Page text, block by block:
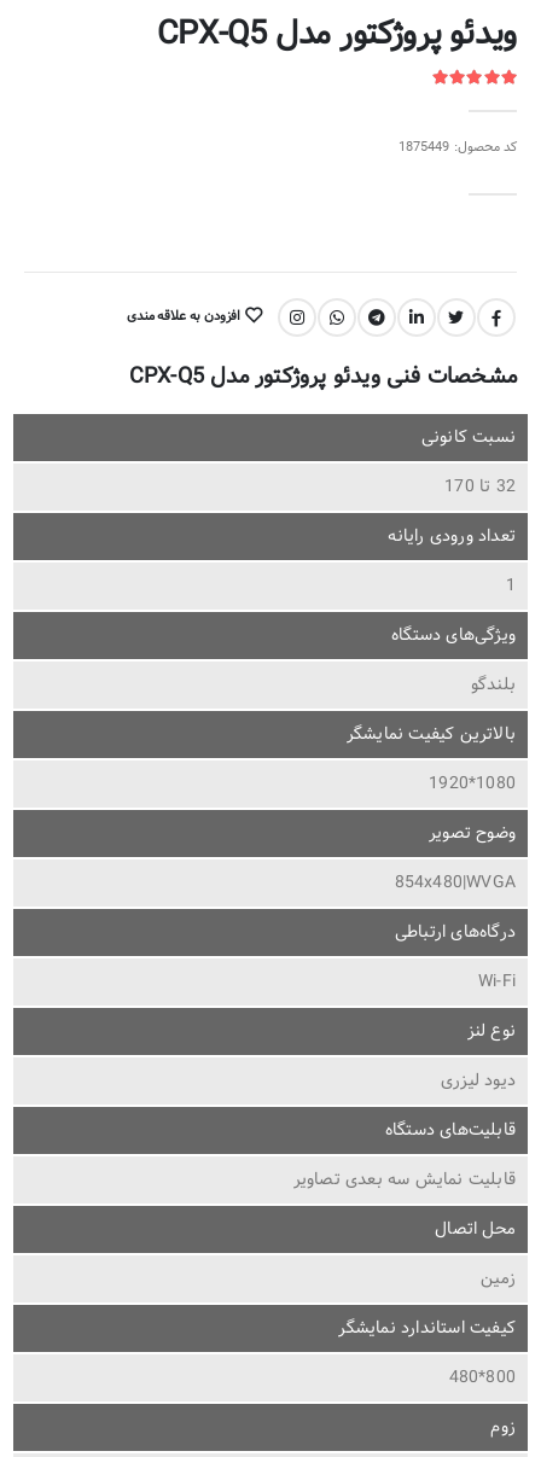
ویدئو پروژکتور مدل CPX-Q5
کد محصول: 1875449
اشتراک گذاری: افزودن به علاقه مندی
مشخصات فنی ویدئو پروژکتور مدل CPX-Q5
نسبت کانونی
32 تا 170
تعداد ورودی رایانه
1
ویژگی‌های دستگاه
بلندگو
بالاترین کیفیت نمایشگر
1080*1920
وضوح تصویر
854x480|WVGA
درگاه‌های ارتباطی
Wi-Fi
نوع لنز
دیود لیزری
قابلیت‌های دستگاه
قابلیت نمایش سه بعدی تصاویر
محل اتصال
زمین
کیفیت استاندارد نمایشگر
800*480
زوم